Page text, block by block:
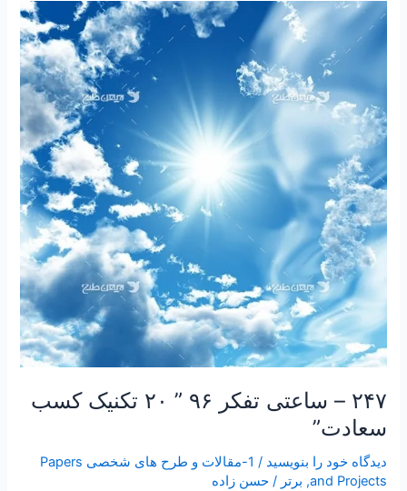
۲۴۷ – ساعتی تفکر ۹۶ ” ۲۰ تکنیک کسب
سعادت”
دیدگاه‌ خود را بنویسید /
1-مقالات و طرح های شخصی Papers
and Projects
, برتر /حسن زاده
۲۴۷
ساعتی
۹۶
”
۲۰
تکنیک
کسب
سعادت”